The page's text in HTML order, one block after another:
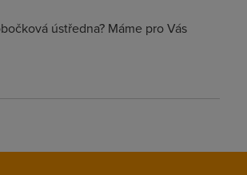
ústředna? Máme pro Vás